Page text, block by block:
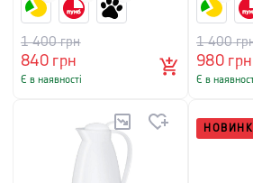
840грн
1 400грн
Є в наявності
980грн
1 400
Є в